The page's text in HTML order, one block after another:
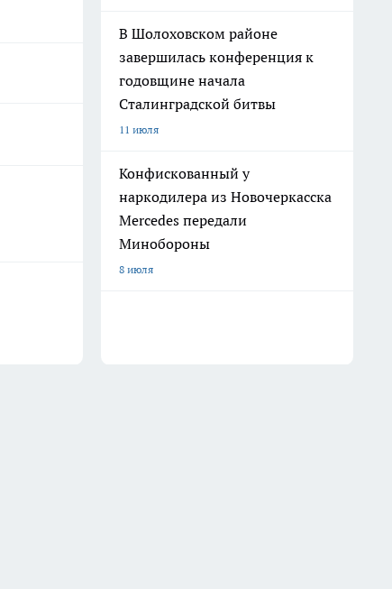
В Шолоховском районе
завершилась конференция к
годовщине начала
Сталинградской битвы
11 июля
Конфискованный у
наркодилера из Новочеркасска
Mercedes передали
Минобороны
8 июля